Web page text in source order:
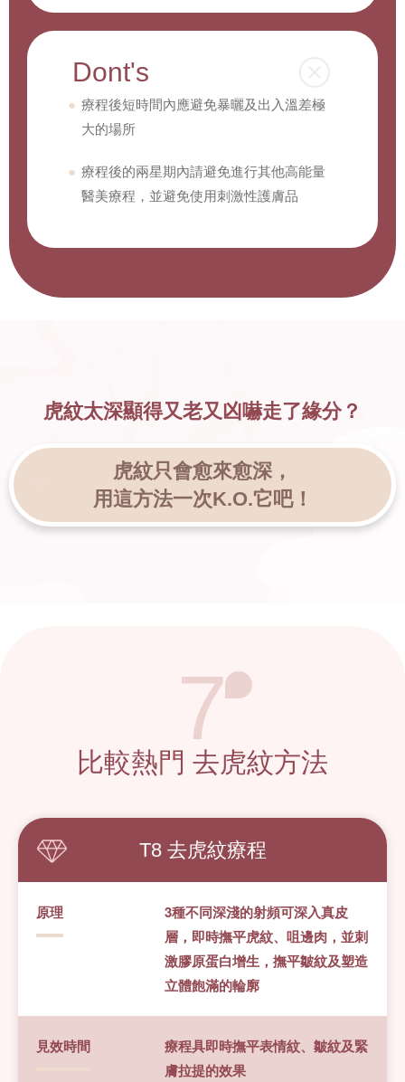
Dont's
療程後短時間內應避免暴曬及出入溫差極
大的場所
療程後的兩星期內請避免進行其他高能量
醫美療程，並避免使用刺激性護膚品
虎紋太深顯得又老又凶嚇走了緣分？
虎紋只會愈來愈深，
用這方法一次K.O.它吧！
7
比較熱門 去虎紋方法
T8 去虎紋療程
原理
3種不同深淺的射頻可深入真皮
層，即時撫平虎紋、咀邊肉，並刺
激膠原蛋白增生，撫平皺紋及塑造
立體飽滿的輪廓
見效時間
療程具即時撫平表情紋、皺紋及緊
膚拉提的效果